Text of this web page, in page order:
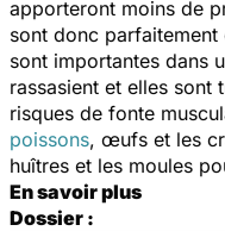
apporteront moins de
sont donc
sont importantes dans
rassasient et elles sont
risques de fonte
poissons, œufs et les
huîtres et les moules
En savoir plus
Dossier :